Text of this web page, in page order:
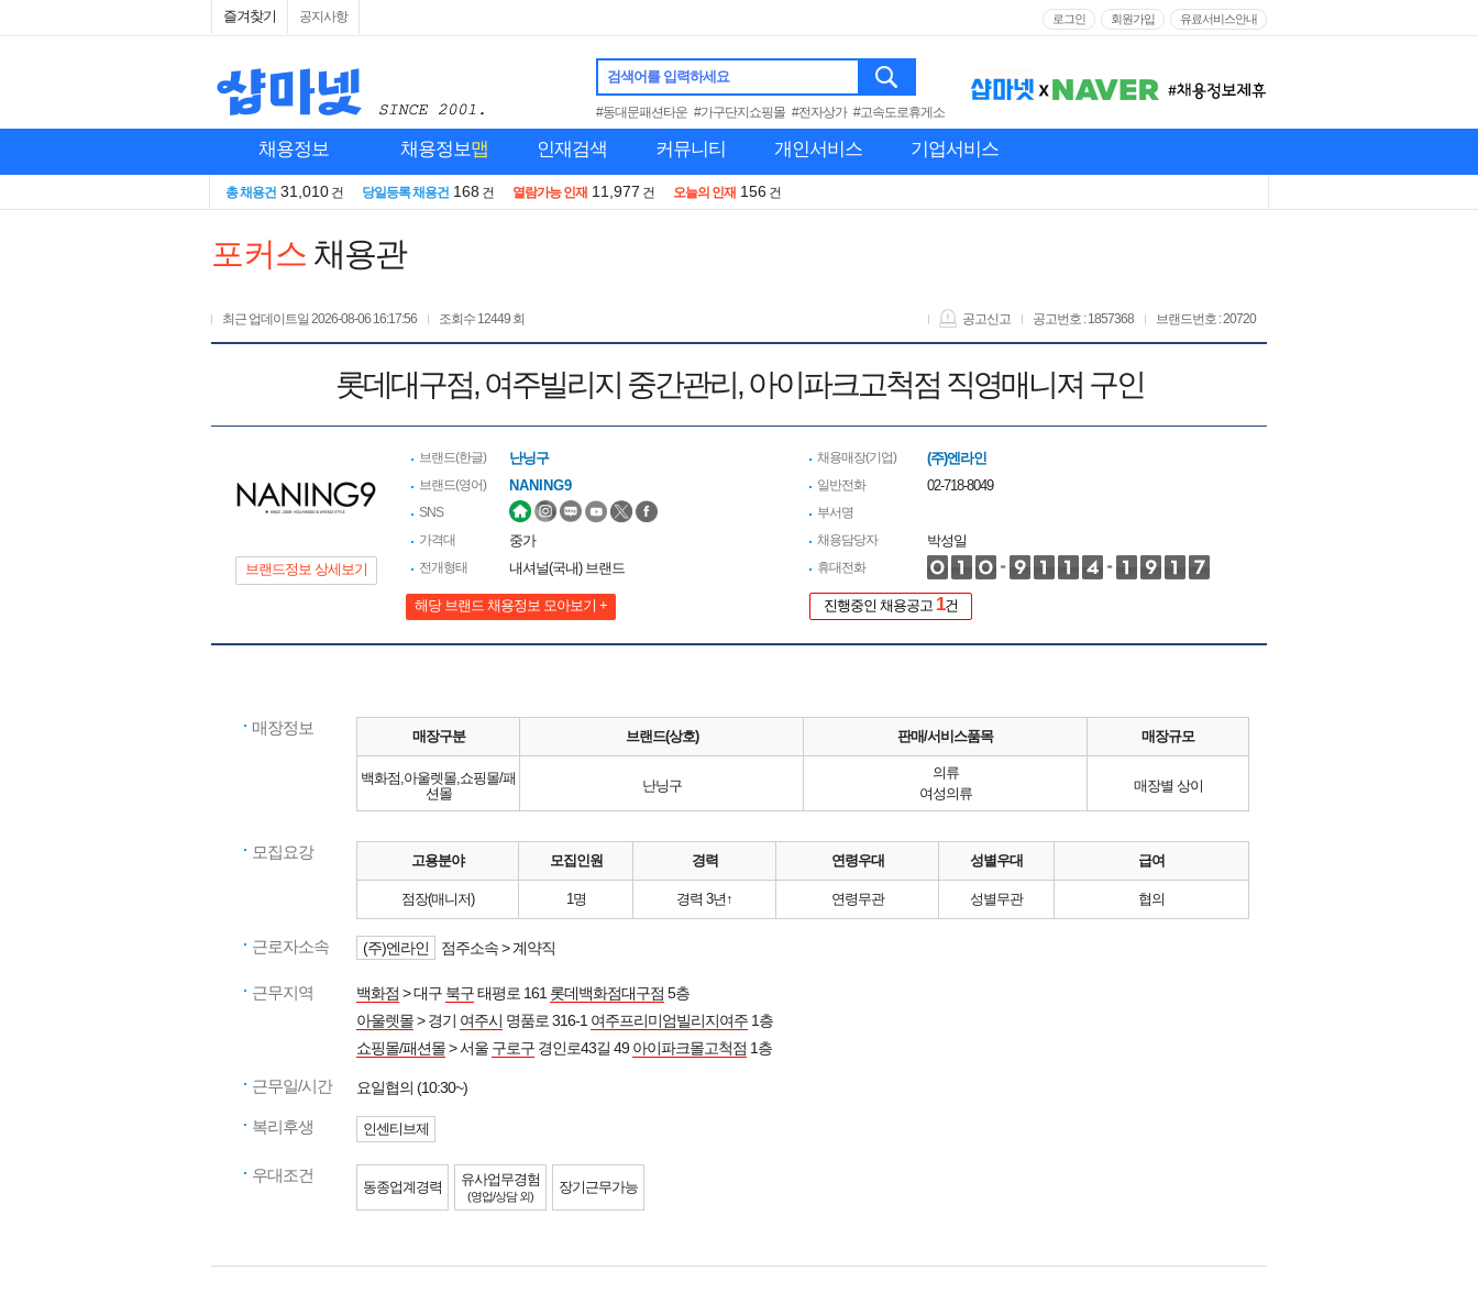
즐겨찾기 공지사항 로그인 회원가입 유료서비스안내
검색어를 입력하세요
#동대문패션타운 #가구단지쇼핑몰 #전자상가 #고속도로휴게소
채용정보 채용정보맵 인재검색 커뮤니티 개인서비스 기업서비스
총 채용건 31,010 건 당일등록 채용건 168 건 열람가능 인재 11,977 건 오늘의 인재 156 건
포커스 채용관
최근 업데이트일 2026-08-06 16:17:56 조회수 12449 회 브랜드번호 : 20720
공고번호 : 1857368
공고신고
롯데대구점, 여주빌리지 중간관리, 아이파크고척점 직영매니져 구인
브랜드정보 상세보기
브랜드(한글) 난닝구
브랜드(영어) NANING9
SNS
가격대
중가
전개형태 내셔널(국내) 브랜드
해당 브랜드 채용정보 모아보기 +
채용매장(기업) (주)엔라인
일반전화 02-718-8049
부서명
채용담당자
박성일
휴대전화
진행중인 채용공고 1건
매장정보 매장구분 브랜드(상호) 판매/서비스품목 매장규모
백화점,아울렛몰,쇼핑몰/패
션몰
난닝구
의류
여성의류
매장별 상이
모집요강 고용분야 모집인원 경력 연령우대 성별우대 급여
점장(매니저) 1명 경력 3년↑ 연령무관 성별무관 협의
근로자소속 (주)엔라인 점주소속 > 계약직
근무지역 백화점 > 대구 북구태평로 161 롯데백화점대구점 5층
아울렛몰> 경기 여주시 명품로 316-1 여주프리미엄빌리지여주 1층
쇼핑몰/패션몰> 서울 구로구 경인로43길 49아이파크몰고척점 1층
근무일/시간 요일협의 (10:30~)
복리후생 인센티브제
우대조건
동종업계경력 유사업무경험
(영업/상담 외)
장기근무가능